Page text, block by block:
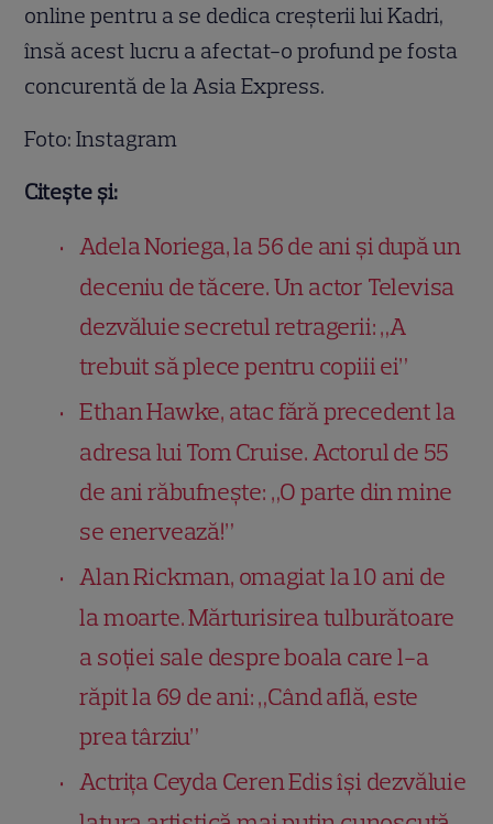
online pentru a se dedica creșterii lui Kadri,
însă acest lucru a afectat-o profund pe fosta
concurentă de la Asia Express.
Foto: Instagram
Citește și:
Adela Noriega, la 56 de ani și după un
deceniu de tăcere. Un actor Televisa
dezvăluie secretul retragerii: „A
trebuit să plece pentru copiii ei”
Ethan Hawke, atac fără precedent la
adresa lui Tom Cruise. Actorul de 55
de ani răbufnește: „O parte din mine
se enervează!”
Alan Rickman, omagiat la 10 ani de
la moarte. Mărturisirea tulburătoare
a soției sale despre boala care l-a
răpit la 69 de ani: „Când află, este
prea târziu”
Actrița Ceyda Ceren Edis își dezvăluie